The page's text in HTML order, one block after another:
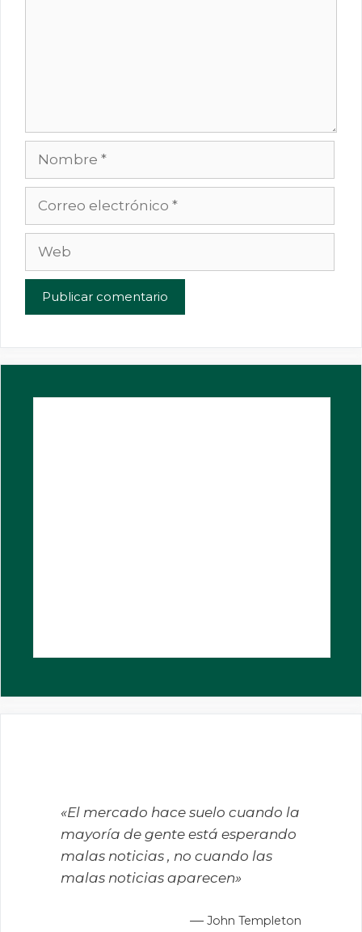
Nombre
«El mercado hace suelo cuando la
mayoría de gente está esperando
malas noticias , no cuando las
malas noticias aparecen»
— John Templeton